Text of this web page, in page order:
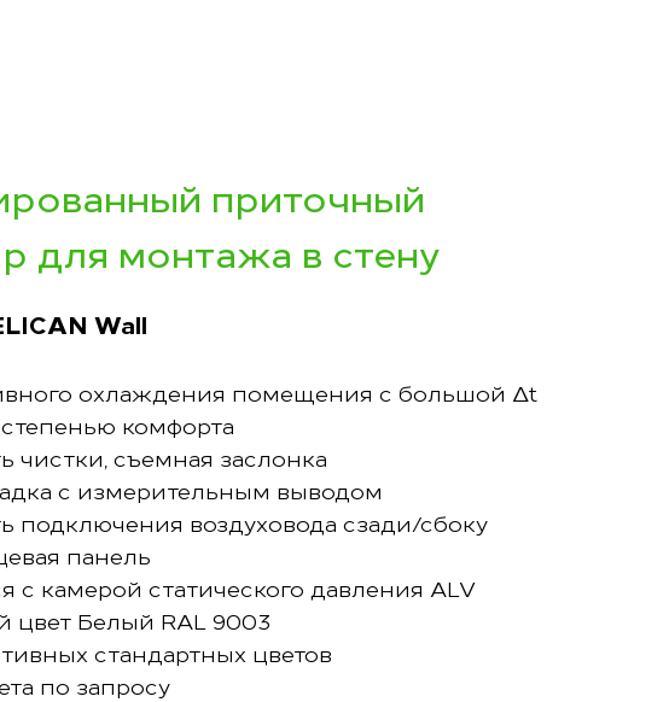
приточный
для монтажа в стену
Wall
охлаждения помещения с большой Δt
комфорта
чистки, съемная заслонка
с измерительным выводом
подключения воздуховода сзади/сбоку
панель
с камерой статического давления ALV
цвет Белый RAL 9003
стандартных цветов
по запросу